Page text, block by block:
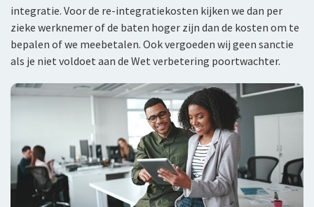
integratie. Voor de re-integratiekosten kijken we dan per
zieke werknemer of de baten hoger zijn dan de kosten om te
bepalen of we meebetalen. Ook vergoeden wij geen sanctie
als je niet voldoet aan de Wet verbetering poortwachter.